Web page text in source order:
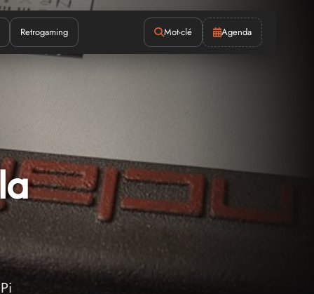
Retrogaming Mot-clé Agenda